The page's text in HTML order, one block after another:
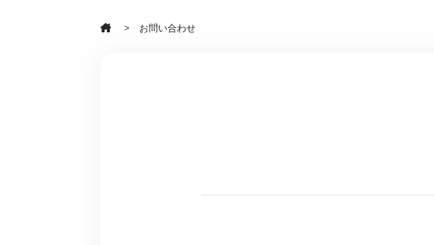
お問い合わせ